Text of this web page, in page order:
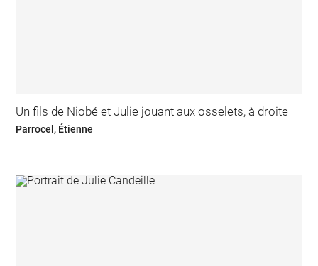
Un fils de Niobé et Julie jouant aux osselets, à droite
Parrocel, Étienne